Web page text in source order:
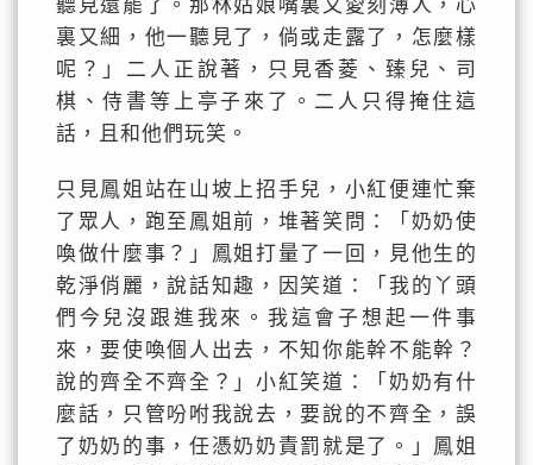
聽見還罷了。那林姑娘嘴裏又愛刻薄人，心
裏又細，他一聽見了，倘或走露了，怎麼樣
呢？」二人正說著，只見香菱、臻兒、司
棋、侍書等上亭子來了。二人只得掩住這
話，且和他們玩笑。
只見鳳姐站在山坡上招手兒，小紅便連忙棄
了眾人，跑至鳳姐前，堆著笑問：「奶奶使
喚做什麼事？」鳳姐打量了一回，見他生的
乾淨俏麗，說話知趣，因笑道：「我的丫頭
們今兒沒跟進我來。我這會子想起一件事
來，要使喚個人出去，不知你能幹不能幹？
說的齊全不齊全？」小紅笑道：「奶奶有什
麼話，只管吩咐我說去，要說的不齊全，誤
了奶奶的事，任憑奶奶責罰就是了。」鳳姐